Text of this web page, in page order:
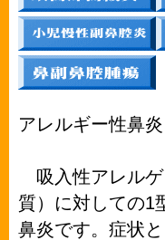
アレルギー性鼻炎
吸入性アレルゲ
質）に対しての1
鼻炎です。 症状